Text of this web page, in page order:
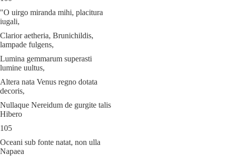
"O uirgo miranda mihi, placitura
iugali,
Clarior aetheria, Brunichildis,
lampade fulgens,
Lumina gemmarum superasti
lumine uultus,
Altera nata Venus regno dotata
decoris,
Nullaque Nereidum de gurgite talis
Hibero
105
Oceani sub fonte natat, non ulla
Napaea